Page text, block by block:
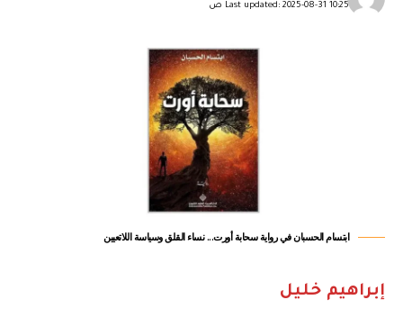
Last updated: 2025-08-31 10:25 ص
ابتسام الحسبان في رواية سحابة أورت... نساء القلق وسياسة اللاتعيين
إبراهيم خليل